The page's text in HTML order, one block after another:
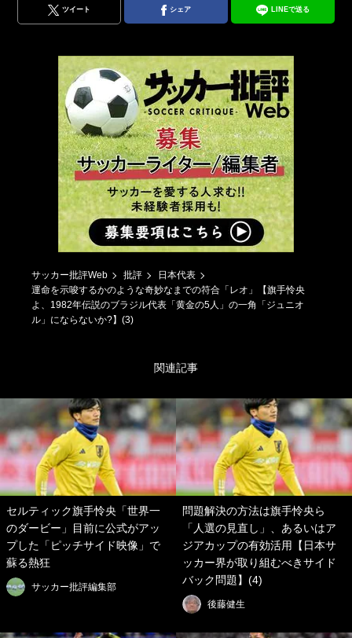
ツイート シェア LINEで送る
サッカー批評Web 批評
日本代表
運命を示唆するかのような奇妙なまでの符合「レオ」【旗手怜央
よ、1982年伝説のブラジル代表「黄金の5人」の一角「ジュニオ
ル」にならないか?】(3)
関連記事
セルティック旗手怜央「世界一
のダービー」目前に公式がアッ
プした「ピッチサイド映像」で
蘇る熱狂
サッカー批評編集部
問題解決の方法は旗手怜央ら
「人選の見直し」、あるいはア
ジアカップの有効活用【日本サ
ッカー界が取り組むべきサイド
バック問題】(4)
後藤健生